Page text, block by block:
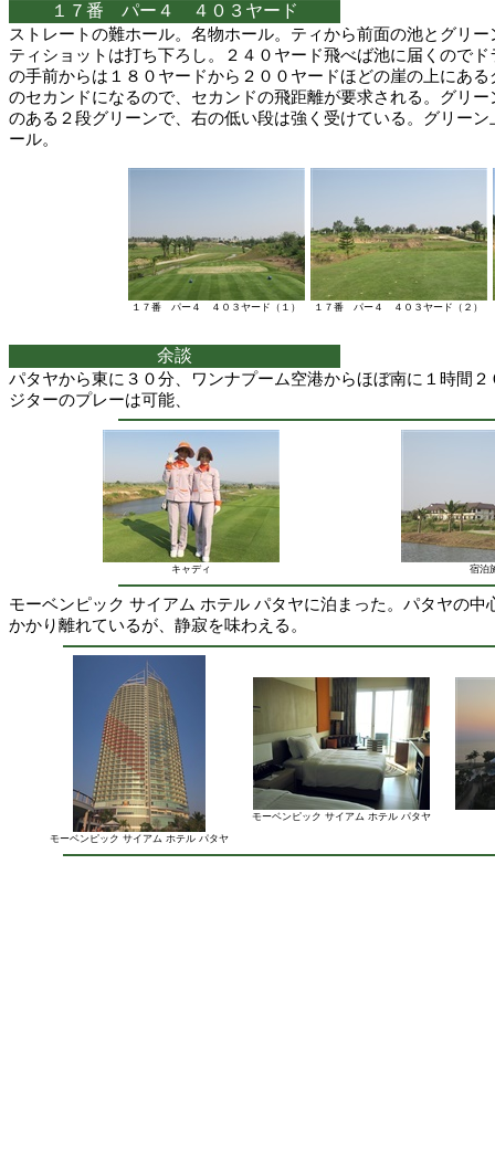
１７番 パー４ ４０３ヤード
ストレートの難ホール。名物ホール。ティから前面の池とグリ
ティショットは打ち下ろし。２４０ヤード飛べば池に届くので
の手前からは１８０ヤードから２００ヤードほどの崖の上にあ
のセカンドになるので、セカンドの飛距離が要求される。グリ
のある２段グリーンで、右の低い段は強く受けている。グリー
ール。
１７番 パー４ ４０３ヤード（２）
１７番 パー４ ４０３ヤード（１）
余談
パタヤから東に３０分、ワンナプーム空港からほぼ南に１時間
ジターのプレーは可能、
キャディ 宿泊
モーベンピック サイアム ホテル パタヤに泊まった。パタヤの中
かかり離れているが、静寂を味わえる。
モーベンピック サイアム ホテル パタヤ
モーベンピック サイアム ホテル パタヤ